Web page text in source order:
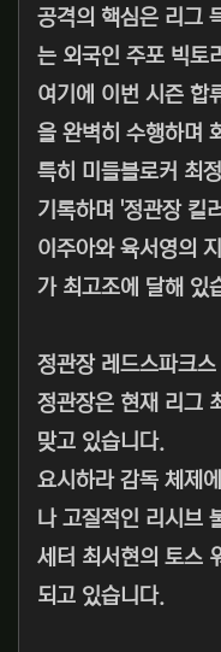
공격의 핵심은 리그
는 외국인 주포 빅토
여기에 이번 시즌 합
을 완벽히 수행하며
특히 미들블로커 최
기록하며 '정관장 킬
이주아와 육서영의
가 최고조에 달해 있
정관장 레드스파크스
정관장은 현재 리그
맞고 있습니다.
요시하라 감독 체제
나 고질적인 리시브
세터 최서현의 토스
되고 있습니다.